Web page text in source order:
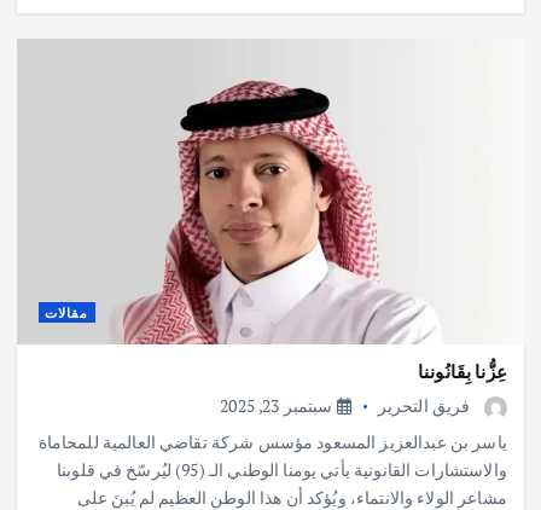
مقالات
عِزُّنا بِقَانُوننا
فريق التحرير
سبتمبر 23, 2025
ياسر بن عبدالعزيز المسعود مؤسس شركة تقاضي العالمية للمحاماة
والاستشارات القانونية يأتي يومنا الوطني الـ (95) ليُرسّخ في قلوبنا
مشاعر الولاء والانتماء، ويُؤكد أن هذا الوطن العظيم لم يُبنَ على